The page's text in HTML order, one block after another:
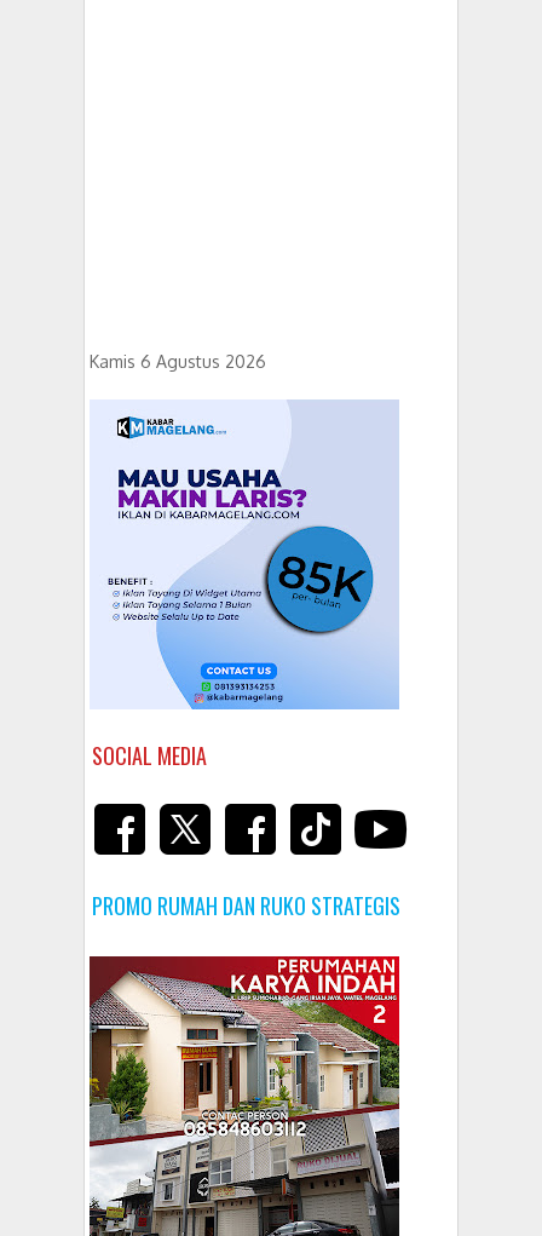
Kamis 6 Agustus 2026
SOCIAL MEDIA
PROMO RUMAH DAN RUKO STRATEGIS